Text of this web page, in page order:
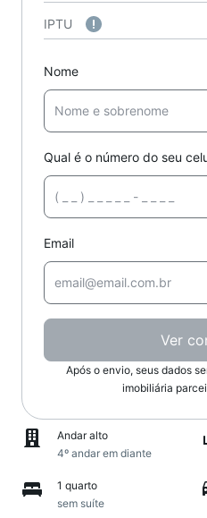
IPTU
Nome
Qual é o número do seu
Email
Ver
Após o envio, seus dados
imobiliária
Andar alto
4º andar em diante
1 quarto
sem suíte